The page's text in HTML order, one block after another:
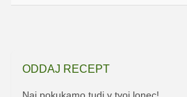
ODDAJ RECEPT
Naj pokukamo tudi v tvoj lonec!